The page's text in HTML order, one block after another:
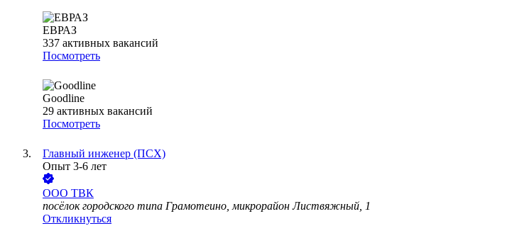
ЕВРАЗ
337 активных вакансий
Посмотреть
Goodline
29 активных вакансий
Посмотреть
Главный инженер (ПСХ)
Опыт 3-6 лет
ООО ТВК
посёлок городского типа Грамотеино, микрорайон Листвяжный, 1
Откликнуться